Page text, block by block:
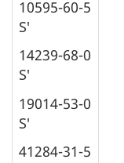
10595-60-5
S′
14239-68-0
S′
19014-53-0
S′
41284-31-5